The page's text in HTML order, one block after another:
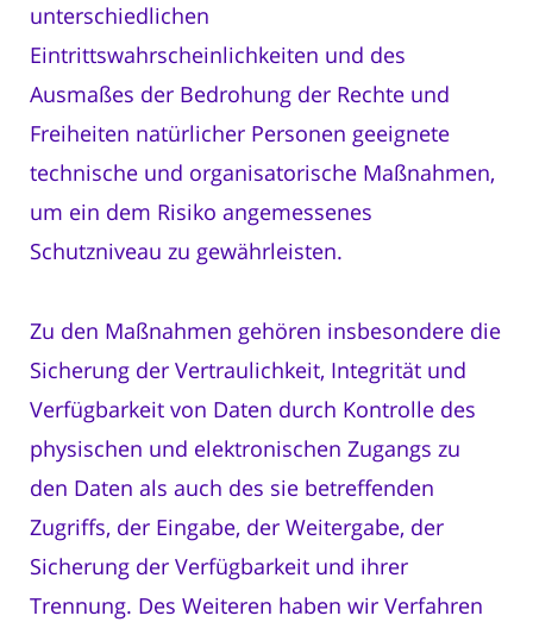
unterschiedlichen
Eintrittswahrscheinlichkeiten und des
Ausmaßes der Bedrohung der Rechte und
Freiheiten natürlicher Personen geeignete
technische und organisatorische Maßnahmen,
um ein dem Risiko angemessenes
Schutzniveau zu gewährleisten.
Zu den Maßnahmen gehören insbesondere die
Sicherung der Vertraulichkeit, Integrität und
Verfügbarkeit von Daten durch Kontrolle des
physischen und elektronischen Zugangs zu
den Daten als auch des sie betreffenden
Zugriffs, der Eingabe, der Weitergabe, der
Sicherung der Verfügbarkeit und ihrer
Trennung. Des Weiteren haben wir Verfahren